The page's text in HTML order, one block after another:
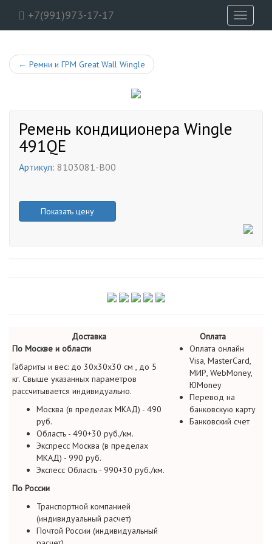
+7(991)973-17-17
Toggle
← Ремни и ГРМ Great Wall Wingle
Ремень кондиционера Wingle
491QE
Артикул: 8103081-B00
Показать цену
Доставка
Оплата
По Москве и области
Габариты и вес: до 30х30х30 см , до 5
кг. Свыше указанных параметров
рассчитывается индивидуально.
Москва (в пределах МКАД) - 490
руб.
Область - 490+30 руб./км.
Экспресс Москва (в пределах
МКАД) - 990 руб.
Экспесс Область - 990+30 руб./км.
По России
Транспортной компанией
(индивидуальный расчет)
Почтой России (индивидуальный
Оплата онлайн
Visa, MasterCard,
МИР, WebMoney,
ЮMoney
Перевод на
банковскую карту
Банковский счет